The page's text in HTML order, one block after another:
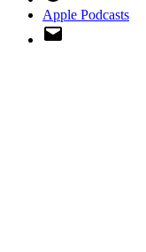
Apple Podcasts